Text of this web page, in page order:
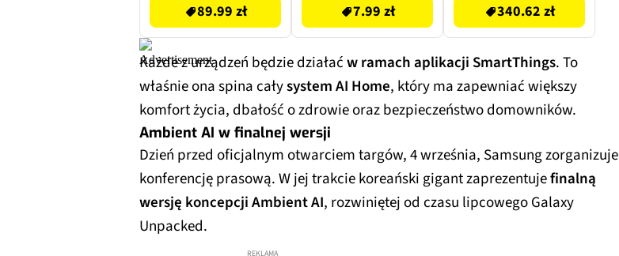
89.99 zł 7.99 zł 340.62 zł
Każde z urządzeń będzie działaćw ramach aplikacji SmartThings. To
właśnie ona spina całysystem AI Home, który ma zapewniać większy
komfort życia, dbałość o zdrowie oraz bezpieczeństwo domowników.
Ambient AI w finalnej wersji
Dzień przed oficjalnym otwarciem targów, 4 września, Samsung zorganizuje
konferencję prasową. W jej trakcie koreański gigant zaprezentujefinalną
wersję koncepcji Ambient AI, rozwiniętej od czasu lipcowego Galaxy
Unpacked.